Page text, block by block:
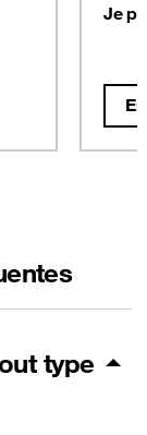
Je
type